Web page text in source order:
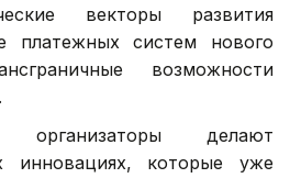
векторы развития
платежных систем нового
возможности
делают
инновациях, которые уже